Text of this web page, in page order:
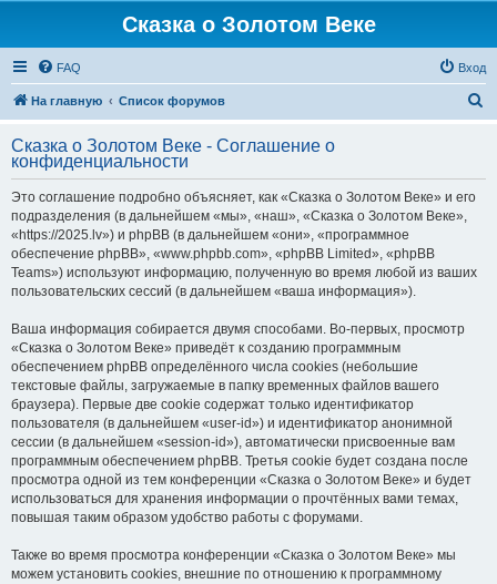
Сказка о Золотом Веке
FAQ Вход
На главную Список форумов
с
Сказка о Золотом Веке - Соглашение о
конфиденциальности
Это соглашение подробно объясняет, как «Сказка о Золотом Веке» и его
подразделения (в дальнейшем «мы», «наш», «Сказка о Золотом Веке»,
«https://2025.lv») и phpBB (в дальнейшем «они», «программное
обеспечение phpBB», «www.phpbb.com», «phpBB Limited», «phpBB
Teams») используют информацию, полученную во время любой из ваших
пользовательских сессий (в дальнейшем «ваша информация»).
Ваша информация собирается двумя способами. Во-первых, просмотр
«Сказка о Золотом Веке» приведёт к созданию программным
обеспечением phpBB определённого числа cookies (небольшие
текстовые файлы, загружаемые в папку временных файлов вашего
браузера). Первые две cookie содержат только идентификатор
пользователя (в дальнейшем «user-id») и идентификатор анонимной
сессии (в дальнейшем «session-id»), автоматически присвоенные вам
программным обеспечением phpBB. Третья cookie будет создана после
просмотра одной из тем конференции «Сказка о Золотом Веке» и будет
использоваться для хранения информации о прочтённых вами темах,
повышая таким образом удобство работы с форумами.
Также во время просмотра конференции «Сказка о Золотом Веке» мы
можем установить cookies, внешние по отношению к программному